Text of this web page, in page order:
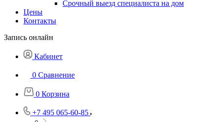
Срочный выезд специалиста на дом
Цены
Контакты
Запись онлайн
Кабинет
0 Сравнение
0 Корзина
+7 495 065-60-85